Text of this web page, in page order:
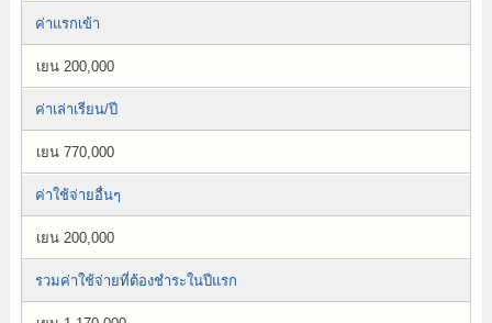
ค่าแรกเข้า
เยน 200,000
ค่าเล่าเรียน/ปี
เยน 770,000
ค่าใช้จ่ายอื่นๆ
เยน 200,000
รวมค่าใช้จ่ายที่ต้องชำระในปีแรก